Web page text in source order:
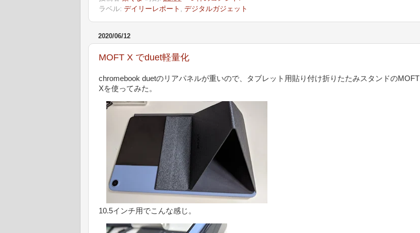
ラベル: デイリーレポート , デジタルガジェット
2020/06/12
MOFT X でduet軽量化
chromebook duetのリアパネルが重いので、タブレット用貼り付け折りたたみスタンドのMOFT
Xを使ってみた。
10.5インチ用でこんな感じ。